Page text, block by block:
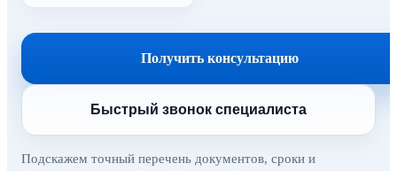
Получить консультацию
Быстрый звонок специалиста
Подскажем точный перечень документов, сроки и